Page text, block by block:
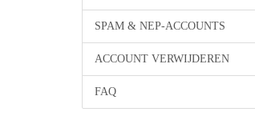
SPAM & NEP-ACCOUNTS
ACCOUNT VERWIJDEREN
FAQ